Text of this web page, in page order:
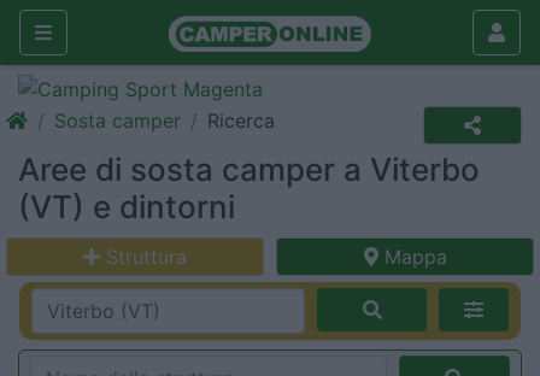
Sosta camper Ricerca
Aree di sosta camper a Viterbo
(VT) e dintorni
Struttura Mappa